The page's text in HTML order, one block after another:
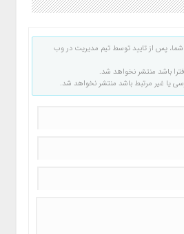
پس از تایید توسط تیم مدیریت در وب
باشد منتشر نخواهد شد.
یا غیر مرتبط باشد منتشر نخواهد شد.